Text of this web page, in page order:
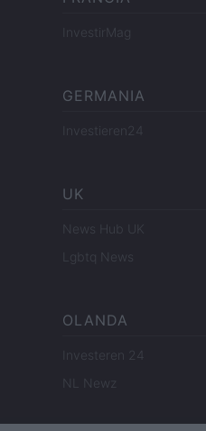
InvestirMag
GERMANIA
Investieren24
UK
News Hub UK
Lgbtq News
OLANDA
Investeren 24
NL Newz